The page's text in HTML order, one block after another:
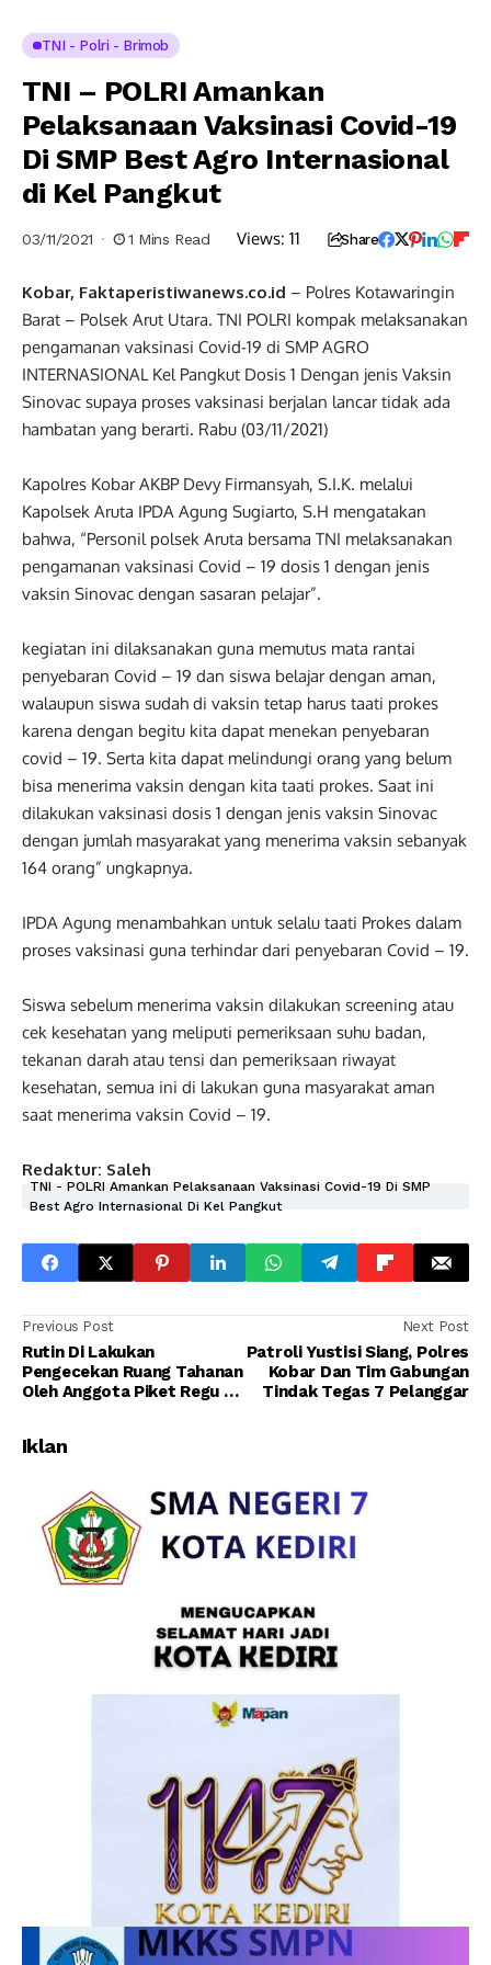
TNI - Polri - Brimob
TNI – POLRI Amankan
Pelaksanaan Vaksinasi Covid-19
Di SMP Best Agro Internasional
di Kel Pangkut
03/11/2021 1 Mins Read Views: 11 Share
Kobar, Faktaperistiwanews.co.id – Polres Kotawaringin
Barat – Polsek Arut Utara. TNI POLRI kompak melaksanakan
pengamanan vaksinasi Covid-19 di SMP AGRO
INTERNASIONAL Kel Pangkut Dosis 1 Dengan jenis Vaksin
Sinovac supaya proses vaksinasi berjalan lancar tidak ada
hambatan yang berarti. Rabu (03/11/2021)
Kapolres Kobar AKBP Devy Firmansyah, S.I.K. melalui
Kapolsek Aruta IPDA Agung Sugiarto, S.H mengatakan
bahwa, “Personil polsek Aruta bersama TNI melaksanakan
pengamanan vaksinasi Covid – 19 dosis 1 dengan jenis
vaksin Sinovac dengan sasaran pelajar”.
kegiatan ini dilaksanakan guna memutus mata rantai
penyebaran Covid – 19 dan siswa belajar dengan aman,
walaupun siswa sudah di vaksin tetap harus taati prokes
karena dengan begitu kita dapat menekan penyebaran
covid – 19. Serta kita dapat melindungi orang yang belum
bisa menerima vaksin dengan kita taati prokes. Saat ini
dilakukan vaksinasi dosis 1 dengan jenis vaksin Sinovac
dengan jumlah masyarakat yang menerima vaksin sebanyak
164 orang” ungkapnya.
IPDA Agung menambahkan untuk selalu taati Prokes dalam
proses vaksinasi guna terhindar dari penyebaran Covid – 19.
Siswa sebelum menerima vaksin dilakukan screening atau
cek kesehatan yang meliputi pemeriksaan suhu badan,
tekanan darah atau tensi dan pemeriksaan riwayat
kesehatan, semua ini di lakukan guna masyarakat aman
saat menerima vaksin Covid – 19.
Redaktur: Saleh
TNI - POLRI Amankan Pelaksanaan Vaksinasi Covid-19 Di SMP
Best Agro Internasional Di Kel Pangkut
Previous Post
Rutin Di Lakukan
Pengecekan Ruang Tahanan
Oleh Anggota Piket Regu 2
Next Post
Patroli Yustisi Siang, Polres
Kobar Dan Tim Gabungan
Tindak Tegas 7 Pelanggar
Iklan